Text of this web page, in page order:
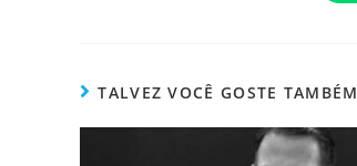
TALVEZ VOCÊ GOSTE TAMBÉM